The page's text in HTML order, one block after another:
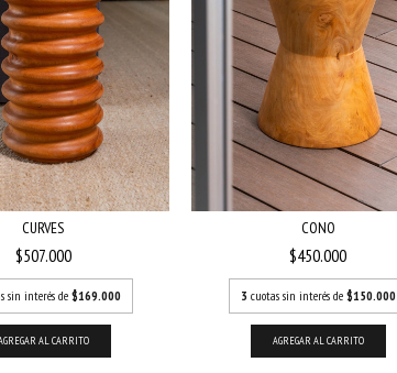
CURVES
$507.000
sin interés de $169.000
AL CARRITO
CONO
$450.000
3 cuotas sin interés de $150.000
AGREGAR AL CARRITO